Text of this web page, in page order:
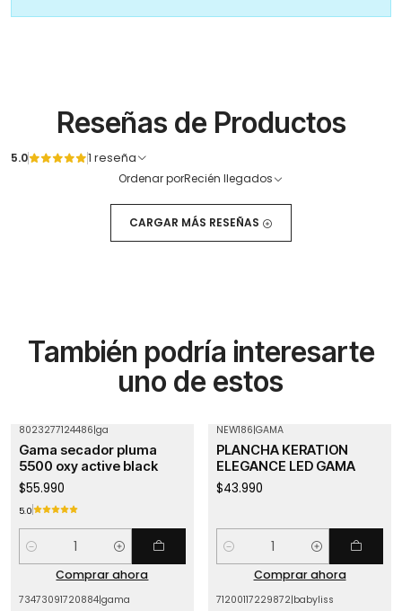
Reseñas de Productos
5.0
1 reseña
Ordenar porRecién llegados
CARGAR MÁS RESEÑAS
También podría interesarte
uno de estos
8023277124486|ga
Gama secador pluma
5500 oxy active black
$55.990
5.0
Cantidad
Comprar ahora
NEW186|GAMA
PLANCHA KERATION
ELEGANCE LED GAMA
$43.990
Cantidad
Comprar ahora
73473091720884|gama 71200117229872|babyliss